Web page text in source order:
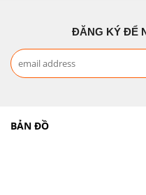
ĐĂNG KÝ ĐỂ
BẢN ĐỒ